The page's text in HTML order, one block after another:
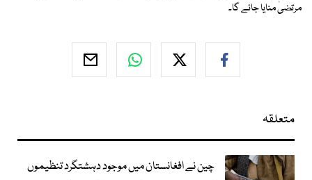
مرتضیٰ منایا جائے گا۔
متعلقہ
چین نے افغانستان میں موجود دہشتگرد تنظیموں